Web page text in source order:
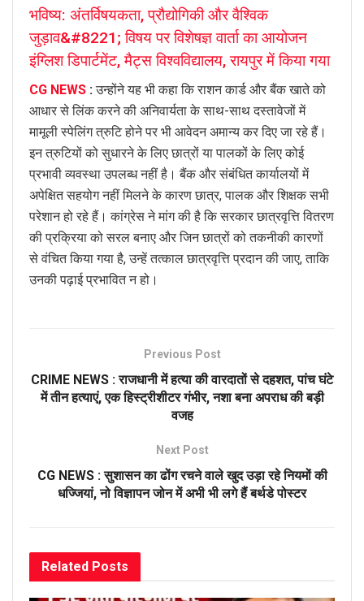
भविष्य: अंतर्विषयकता, प्रौद्योगिकी और वैश्विक
जुड़ाव&#8221; विषय पर विशेषज्ञ वार्ता का आयोजन
इंग्लिश डिपार्टमेंट, मैट्स विश्वविद्यालय, रायपुर में किया गया
CG NEWS :उन्होंने यह भी कहा कि राशन कार्ड और बैंक खाते को
आधार से लिंक करने की अनिवार्यता के साथ-साथ दस्तावेजों में
मामूली स्पेलिंग त्रुटि होने पर भी आवेदन अमान्य कर दिए जा रहे हैं।
इन त्रुटियों को सुधारने के लिए छात्रों या पालकों के लिए कोई
प्रभावी व्यवस्था उपलब्ध नहीं है। बैंक और संबंधित कार्यालयों में
अपेक्षित सहयोग नहीं मिलने के कारण छात्र, पालक और शिक्षक सभी
परेशान हो रहे हैं। कांग्रेस ने मांग की है कि सरकार छात्रवृत्ति वितरण
की प्रक्रिया को सरल बनाए और जिन छात्रों को तकनीकी कारणों
से वंचित किया गया है, उन्हें तत्काल छात्रवृत्ति प्रदान की जाए, ताकि
उनकी पढ़ाई प्रभावित न हो।
Previous Post
CRIME NEWS : राजधानी में हत्या की वारदातों से दहशत, पांच घंटे
में तीन हत्याएं, एक हिस्ट्रीशीटर गंभीर, नशा बना अपराध की बड़ी
वजह
Next Post
CG NEWS : सुशासन का ढोंग रचने वाले खुद उड़ा रहे नियमों की
धज्जियां, नो विज्ञापन जोन में अभी भी लगे हैं बर्थडे पोस्टर
Related Posts